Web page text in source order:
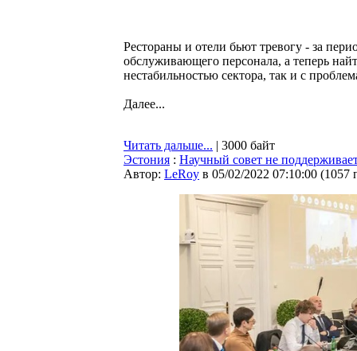
Рестораны и отели бьют тревогу - за
обслуживающего персонала, а теперь
нестабильностью сектора, так и с
Далее...
Читать дальше... | 3000 байт
Эстония : Научный совет не
Автор: LeRoy в 05/02/2022 07:10:00 (1057